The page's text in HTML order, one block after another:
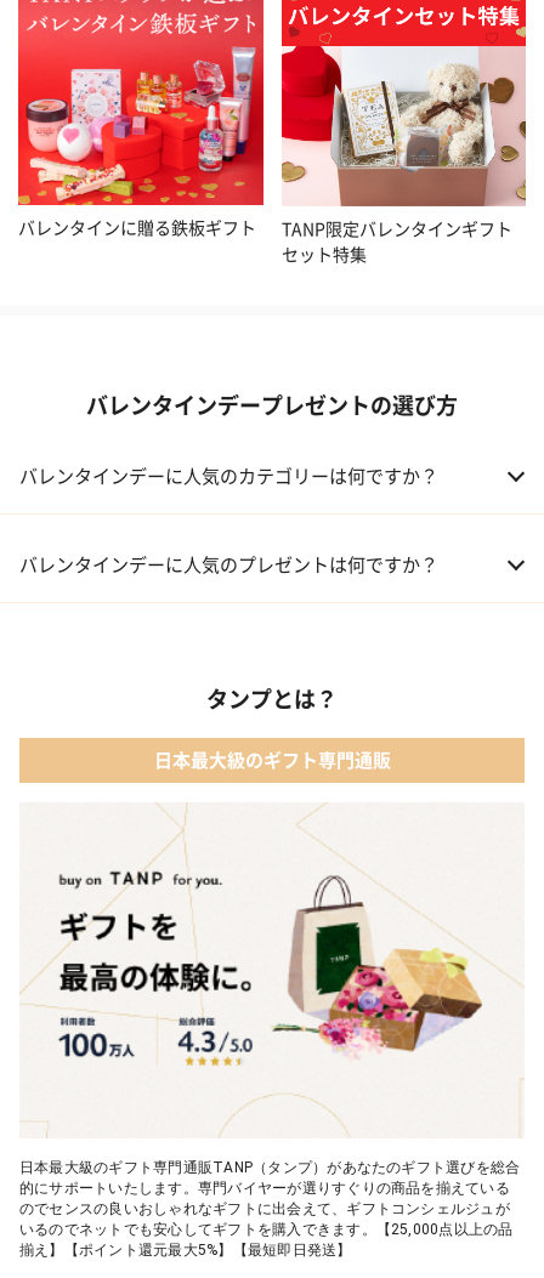
バレンタインに贈る鉄板ギフト
TANP限定バレンタインギフト
セット特集
バレンタインデープレゼントの選び方
バレンタインデーに人気のカテゴリーは何ですか？
02 メイクアップ
04 ファッション小物
05 入浴剤・バスケア
バレンタインデーに人気のプレゼントは何ですか？
02 【名入れギフト】フラワーティントリップ［日本限定ピンクゴ
03 ショコラフレナチュール
04 ＜クランチチョコレート＞ダーク＆ミルク＆キャラメル＆ホワ
イト 60g
05 葉山のショコラ・カロ＜4個入＞
タンプとは？
日本最大級のギフト専門通販
日本最大級のギフト専門通販TANP（タンプ）があなたのギフト選びを総合
的にサポートいたします。専門バイヤーが選りすぐりの商品を揃えている
のでセンスの良いおしゃれなギフトに出会えて、ギフトコンシェルジュが
いるのでネットでも安心してギフトを購入できます。【25,000点以上の品
揃え】【ポイント還元最大5%】【最短即日発送】